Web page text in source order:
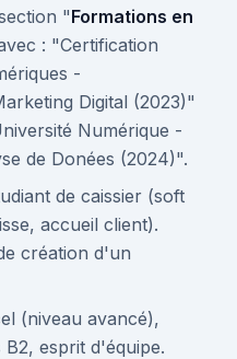
"Formations en
: "Certification
-
Digital (2023)"
Numérique -
de Donées (2024)".
de caissier (soft
accueil client).
création d'un
(niveau avancé),
esprit d'équipe.